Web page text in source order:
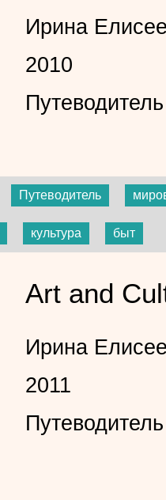
Ирина
2010
Путеводитель
Путеводитель
культура быт
Art and
Ирина
2011
Путеводитель